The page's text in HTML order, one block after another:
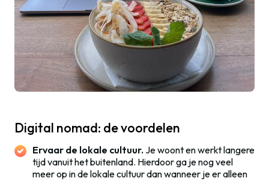
Digital nomad: de voordelen
Ervaar de lokale cultuur. Je woont en werkt langere
tijd vanuit het buitenland. Hierdoor ga je nog veel
meer op in de lokale cultuur dan wanneer je er alleen